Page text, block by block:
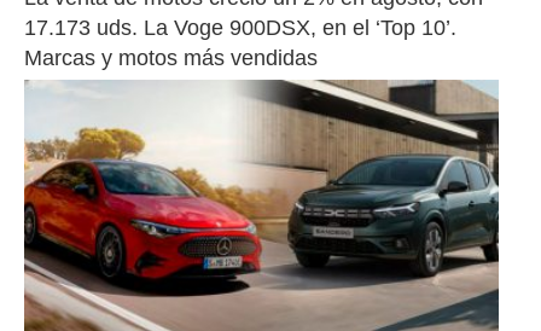
17.173 uds. La Voge 900DSX, en el ‘Top 10’.
Marcas y motos más vendidas